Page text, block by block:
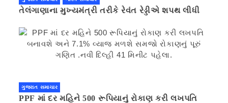
તેલંગાણાના મુખ્યમંત્રી તરીકે રેવંત રેડ્ડીએ શપથ લીધી
ગુજરાત સમાચાર
PPF માં દર મહિને 500 રૂપિયાનું રોકાણ કરી લખપતિ